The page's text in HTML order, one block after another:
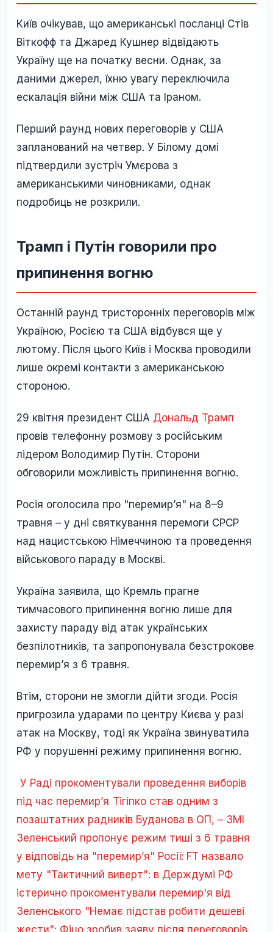
Київ очікував, що американські посланці Стів
Віткофф та Джаред Кушнер відвідають
Україну ще на початку весни. Однак, за
даними джерел, їхню увагу переключила
ескалація війни між США та Іраном.
Перший раунд нових переговорів у США
запланований на четвер. У Білому домі
підтвердили зустріч Умєрова з
американськими чиновниками, однак
подробиць не розкрили.
Трамп і Путін говорили про
припинення вогню
Останній раунд тристоронніх переговорів між
Україною, Росією та США відбувся ще у
лютому. Після цього Київ і Москва проводили
лише окремі контакти з американською
стороною.
29 квітня президент США Дональд Трамп
провів телефонну розмову з російським
лідером Володимир Путін. Сторони
обговорили можливість припинення вогню.
Росія оголосила про "перемир’я" на 8–9
травня – у дні святкування перемоги СРСР
над нацистською Німеччиною та проведення
військового параду в Москві.
Україна заявила, що Кремль прагне
тимчасового припинення вогню лише для
захисту параду від атак українських
безпілотників, та запропонувала безстрокове
перемир’я з 6 травня.
Втім, сторони не змогли дійти згоди. Росія
пригрозила ударами по центру Києва у разі
атак на Москву, тоді як Україна звинуватила
РФ у порушенні режиму припинення вогню.
У Раді прокоментували проведення виборів
під час перемир’я Тігіпко став одним з
позаштатних радників Буданова в ОП, – ЗМІ
Зеленський пропонує режим тиші з 6 травня
у відповідь на "перемир’я" Росії: FT назвало
мету "Тактичний виверт": в Держдумі РФ
істерично прокоментували перемир'я від
Зеленського "Немає підстав робити дешеві